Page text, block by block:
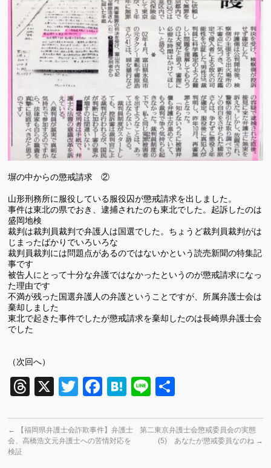
塀の中からの懲戒請求 ②
山形刑務所に服役している服役囚が懲戒請求を出しました。
事件は東北の県でおき、逮捕されたのも東北でした。起訴したのは
盛岡地検
裁判は裁判員裁判で弁護人は国選でした。ちょうど裁判員裁判がは
じまったばかりでいろいろな
裁判員裁判には問題点があるのではないかという読売新聞の特集記
事です
被告人にとって十分な弁護ではなかったというのが懲戒請求になっ
た理由です
不満が残った国選弁護人の弁護ということですが、所属弁護士会は
棄却しました
東北で起きた事件でしたが懲戒請求を棄却したのは長崎県弁護士会
でした
（次回へ）
Threads
X TwitterFacebook
Hatena
Line
←
【福岡県弁護士会詐欺事件】弁護士
会、高橋浩文元弁護士への苦情対応を
検証
第二東京弁護士会懲戒委員会の実態
(5) あなたが懲戒委員なのね →